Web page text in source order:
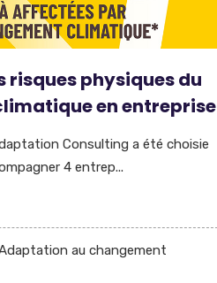
risques physiques du
en entreprise
Consulting a été choisie
4 entrep...
au changement